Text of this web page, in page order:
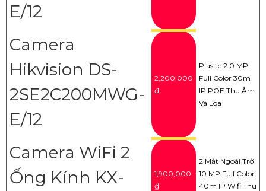
E/12
Camera
Hikvision DS-
2SE2C200MWG-
E/12
2,200,000
₫
Plastic 2.0 MP
Full Color 30m
IP POE Thu Âm
Và Loa
Camera WiFi 2
Ống Kính KX-
1,900,000
₫
2 Mắt Ngoài Trời
10 MP Full Color
40m IP Wifi Thu